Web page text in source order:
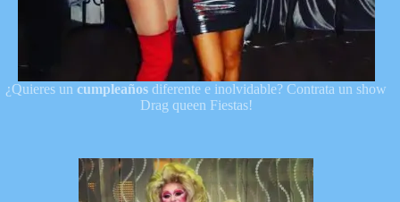
¿Quieres uncumpleañosdiferente e inolvidable? Contrata un show
Drag queen Fiestas!